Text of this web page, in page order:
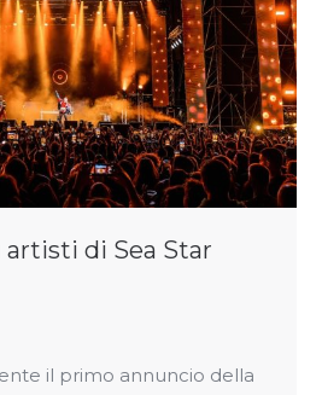
di Sea Star
il primo annuncio della